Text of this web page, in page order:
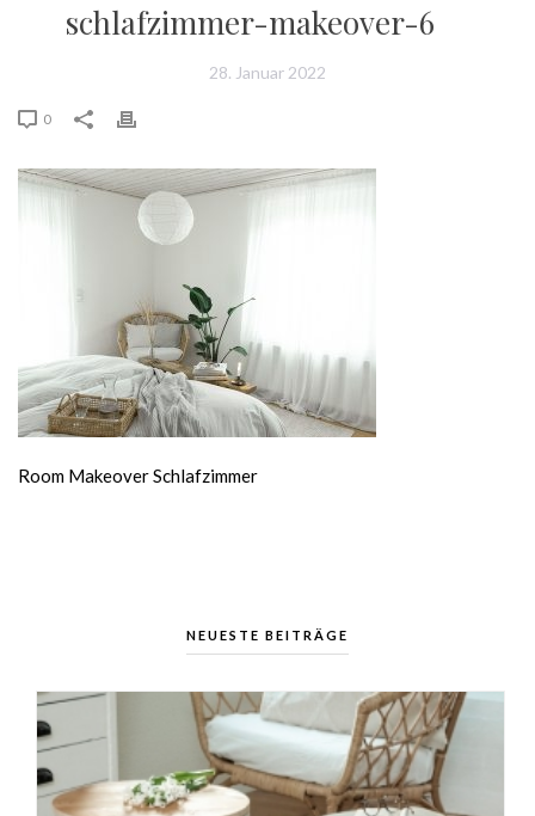
schlafzimmer-makeover-6
28. Januar 2022
0
Room Makeover Schlafzimmer
NEUESTE BEITRÄGE